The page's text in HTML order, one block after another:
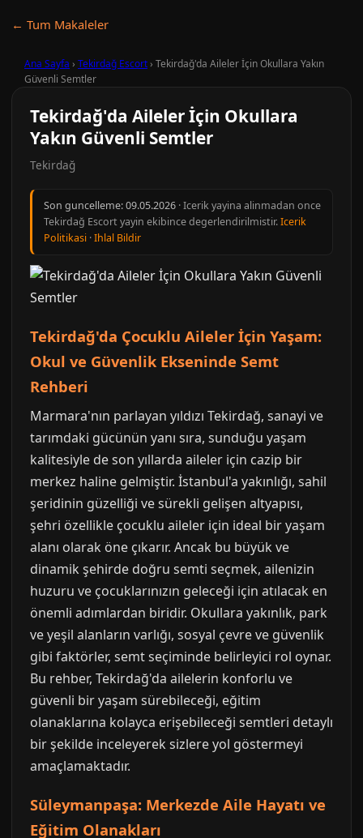
← Tum Makaleler
Ana Sayfa › Tekirdağ Escort› Tekirdağ'da Aileler İçin Okullara Yakın
Güvenli Semtler
Tekirdağ'da Aileler İçin Okullara
Yakın Güvenli Semtler
Tekirdağ
Son guncelleme:09.05.2026 · Icerik yayina alinmadan once
Tekirdağ Escort yayin ekibince degerlendirilmistir.Icerik
Politikasi ·Ihlal Bildir
Tekirdağ'da Çocuklu Aileler İçin Yaşam:
Okul ve Güvenlik Ekseninde Semt
Rehberi
Marmara'nın parlayan yıldızı Tekirdağ, sanayi ve
tarımdaki gücünün yanı sıra, sunduğu yaşam
kalitesiyle de son yıllarda aileler için cazip bir
merkez haline gelmiştir. İstanbul'a yakınlığı, sahil
şeridinin güzelliği ve sürekli gelişen altyapısı,
şehri özellikle çocuklu aileler için ideal bir yaşam
alanı olarak öne çıkarır. Ancak bu büyük ve
dinamik şehirde doğru semti seçmek, ailenizin
huzuru ve çocuklarınızın geleceği için atılacak en
önemli adımlardan biridir. Okullara yakınlık, park
ve yeşil alanların varlığı, sosyal çevre ve güvenlik
gibi faktörler, semt seçiminde belirleyici rol oynar.
Bu rehber, Tekirdağ'da ailelerin konforlu ve
güvenli bir yaşam sürebileceği, eğitim
olanaklarına kolayca erişebileceği semtleri detaylı
bir şekilde inceleyerek sizlere yol göstermeyi
amaçlamaktadır.
Süleymanpaşa: Merkezde Aile Hayatı ve
Eğitim Olanakları